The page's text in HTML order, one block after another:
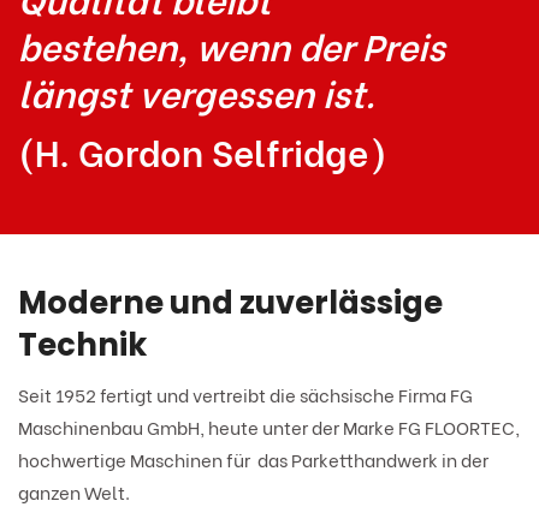
bestehen, wenn der Preis
längst vergessen ist.
(H. Gordon Selfridge)
Moderne und zuverlässige
Technik
Seit 1952 fertigt und vertreibt die sächsische Firma FG
Maschinenbau GmbH, heute unter der Marke FG FLOORTEC,
hochwertige Maschinen für das Parketthandwerk in der
ganzen Welt.